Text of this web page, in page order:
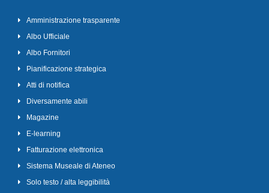
Amministrazione trasparente
Albo Ufficiale
Albo Fornitori
Pianificazione strategica
Atti di notifica
Diversamente abili
Magazine
E-learning
Fatturazione elettronica
Sistema Museale di Ateneo
Solo testo / alta leggibilità